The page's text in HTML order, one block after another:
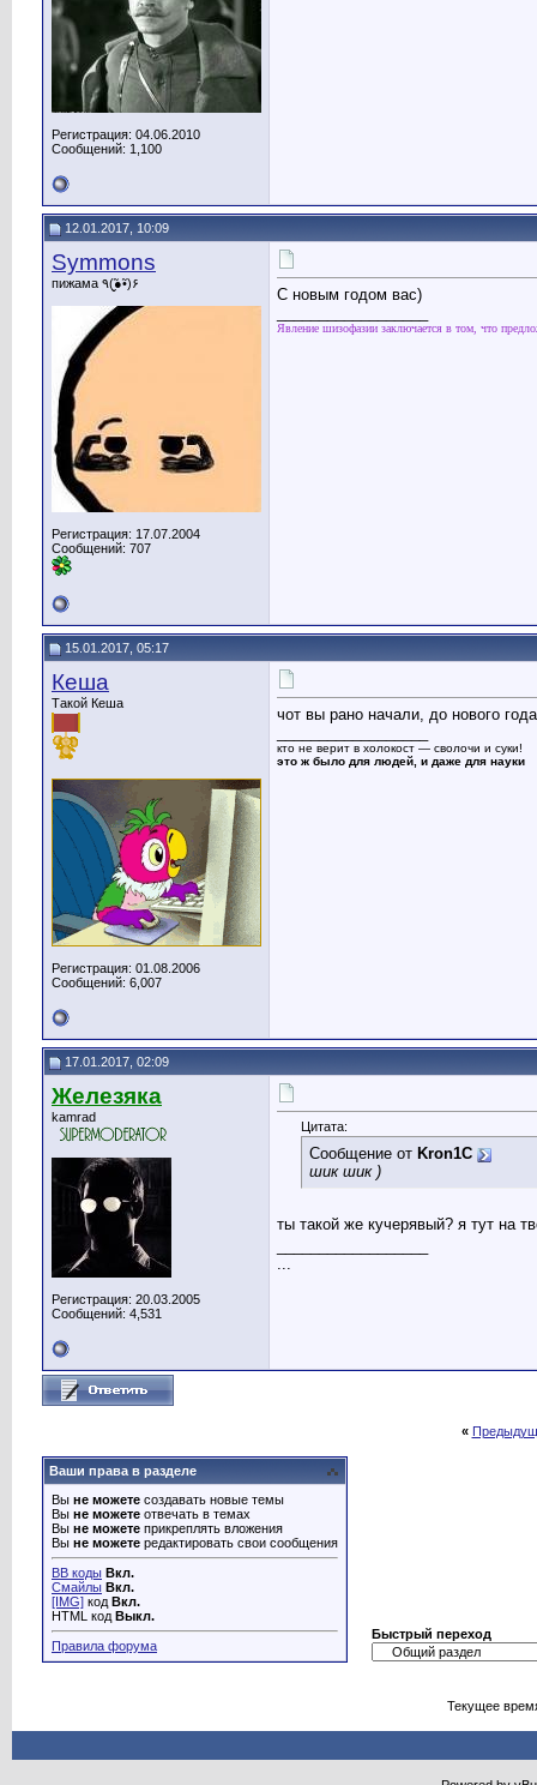
Регистрация: 04.06.2010
Сообщений: 1,100
12.01.2017, 10:09
Symmons
пижама ٩(●̮̮̃•̃)۶
Регистрация: 17.07.2004
Сообщений: 707
С новым годом вас)
Явление шизофазии заключается в том, что
15.01.2017, 05:17
Кеша
Такой Кеша
Регистрация: 01.08.2006
Сообщений: 6,007
чот вы рано начали, до нового
кто не верит в холокост — сволочи и суки!
это ж было для людей, и даже для науки
17.01.2017, 02:09
Железяка
kamrad
Регистрация: 20.03.2005
Сообщений: 4,531
Цитата:
Сообщение от Kron1C
шик шик )
ты такой же кучерявый? я тут на
...
«
Ваши права в разделе
Вы не можете создавать новые темы
Вы не можете отвечать в темах
Вы не можете прикреплять вложения
Вы не можете редактировать свои сообщения
BB коды Вкл.
Смайлы Вкл.
[IMG] код Вкл.
HTML код Выкл.
Правила форума
Быстрый переход
Текущее